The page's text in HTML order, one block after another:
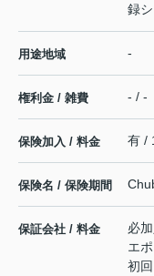
録
用途地域 -
権利金 / 雑費 - / -
保険加入 / 料金 有 /
保険名 / 保険期間
保証会社 / 料金
必加
エ
初